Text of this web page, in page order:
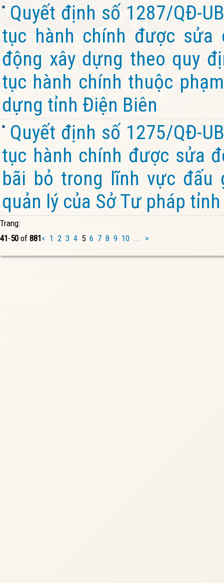
Quyết định số 1287/QĐ-
tục hành chính được
động xây dựng theo quy
tục hành chính thuộc
dựng tỉnh Điện Biên
Quyết định số 1275/QĐ-
tục hành chính được sửa
bãi bỏ trong lĩnh vực đấu
quản lý của Sở Tư pháp
Trang:
41-50 of 881< 1 2 3 4 5 6 7 8 9 10 ... >